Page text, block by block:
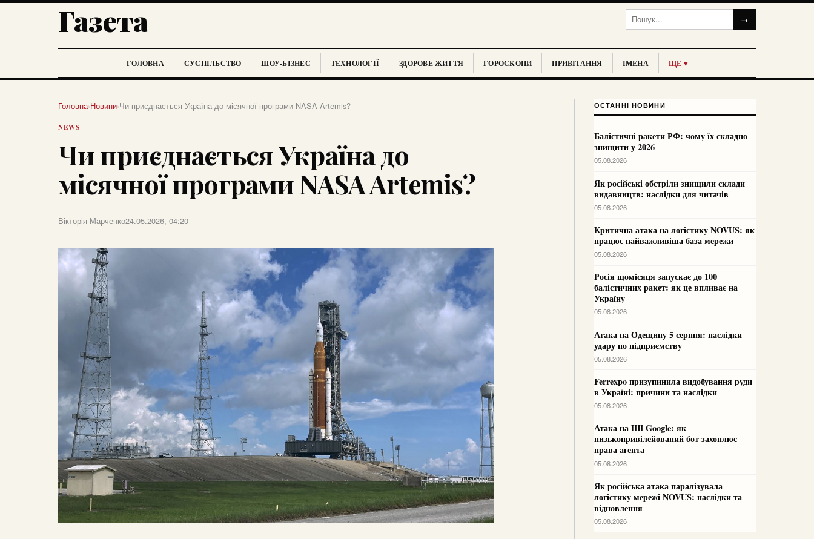
Газета →
ГОЛОВНА СУСПІЛЬСТВО ШОУ-БІЗНЕС ТЕХНОЛОГІЇ ЗДОРОВЕ ЖИТТЯ ГОРОСКОПИ ПРИВІТАННЯ ІМЕНА ЩЕ ▾
Головна›Новини›Чи приєднається Україна до місячної програми NASA Artemis?
NEWS
Чи приєднається Україна до
місячної програми NASA Artemis?
Вікторія Марченко24.05.2026, 04:20
ОСТАННІ НОВИНИ
Балістичні ракети РФ: чому їх складно
знищити у 2026
05.08.2026
Як російські обстріли знищили склади
видавництв: наслідки для читачів
05.08.2026
Критична атака на логістику NOVUS: як
працює найважливіша база мережи
05.08.2026
Росія щомісяця запускає до 100
балістичних ракет: як це впливає на
Україну
05.08.2026
Атака на Одещину 5 серпня: наслідки
удару по підприємству
05.08.2026
Ferrexpo призупинила видобування руди
в Україні: причини та наслідки
05.08.2026
Атака на ШІ Google: як
низькопривілейований бот захоплює
права агента
05.08.2026
Як російська атака паралізувала
логістику мережі NOVUS: наслідки та
відновлення
05.08.2026